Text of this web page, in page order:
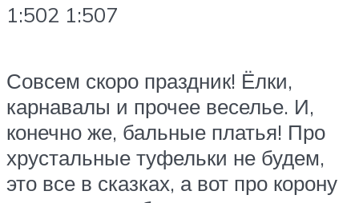
1:502 1:507
Совсем скоро праздник! Ёлки,
карнавалы и прочее веселье. И,
конечно же, бальные платья! Про
хрустальные туфельки не будем,
это все в сказках, а вот про корону